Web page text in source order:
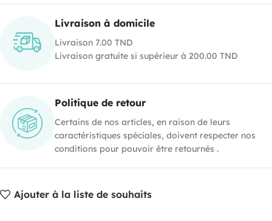
Livraison à domicile
Livraison 7.00 TND
Livraison gratuite si supérieur à 200.00 TND
Politique de retour
Certains de nos articles, en raison de leurs
caractéristiques spéciales, doivent respecter nos
conditions pour pouvoir être retournés .
Ajouter à la liste de souhaits